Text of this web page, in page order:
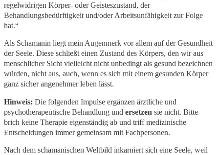
regelwidrigen Körper- oder Geisteszustand, der
Behandlungsbedürftigkeit und/oder Arbeitsunfähigkeit zur Folge
hat.“
Als Schamanin liegt mein Augenmerk vor allem auf der Gesundheit
der Seele. Diese schließt einen Zustand des Körpers, den wir aus
menschlicher Sicht vielleicht nicht unbedingt als gesund bezeichnen
würden, nicht aus, auch, wenn es sich mit einem gesunden Körper
ganz sicher angenehmer leben lässt.
Hinweis: Die folgenden Impulse ergänzen ärztliche und
psychotherapeutische Behandlung und ersetzen sie nicht. Bitte
brich keine Therapie eigenständig ab und triff medizinische
Entscheidungen immer gemeinsam mit Fachpersonen.
Nach dem schamanischen Weltbild inkarniert sich eine Seele, weil